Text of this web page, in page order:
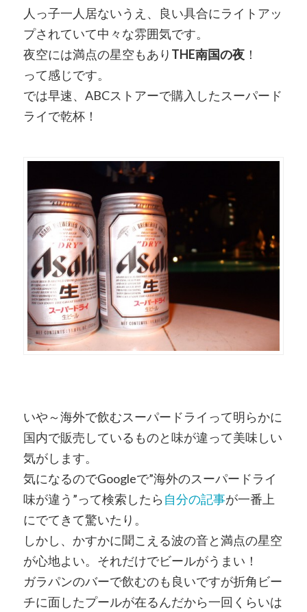
人っ子一人居ないうえ、良い具合にライトアッ
プされていて中々な雰囲気です。
夜空には満点の星空もあり THE南国の夜！
って感じです。
では早速、ABCストアーで購入したスーパード
ライで乾杯！
いや～海外で飲むスーパードライって明らかに
国内で販売しているものと味が違って美味しい
気がします。
気になるのでGoogleで”海外のスーパードライ
味が違う”って検索したら 自分の記事が一番上
にでてきて驚いたり。
しかし、かすかに聞こえる波の音と満点の星空
が心地よい。それだけでビールがうまい！
ガラパンのバーで飲むのも良いですが折角ビー
チに面したプールが在るんだから一回くらいは